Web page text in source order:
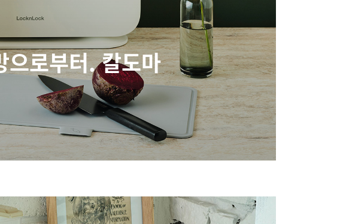
으로부터. 칼도마